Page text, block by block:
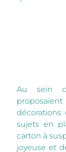
Au sein
sujets en
carton à
joyeuse et